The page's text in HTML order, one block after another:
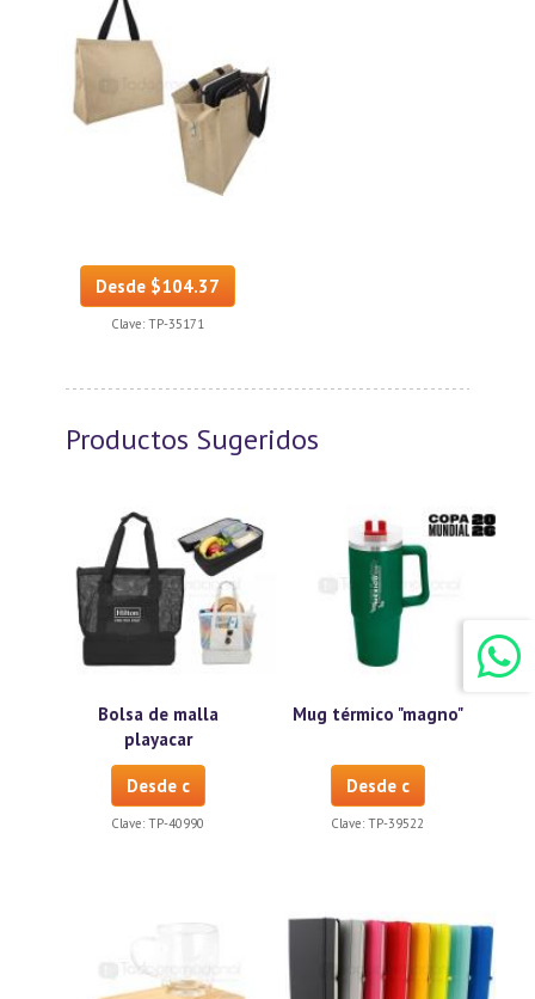
Desde $104.37
Clave: TP-35171
Productos Sugeridos
Bolsa de malla
playacar
Desde c
Clave: TP-40990
Mug térmico "magno"
Desde c
Clave: TP-39522